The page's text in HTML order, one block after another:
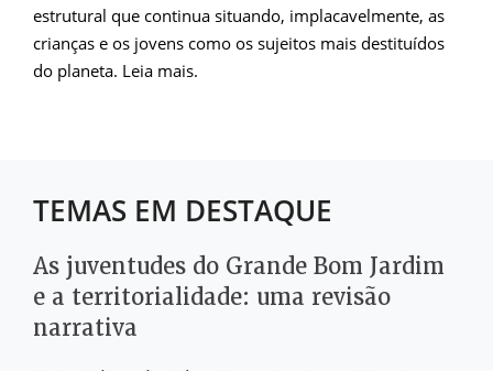
estrutural que continua situando, implacavelmente, as
crianças e os jovens como os sujeitos mais destituídos
do planeta. Leia mais.
TEMAS EM DESTAQUE
As juventudes do Grande Bom Jardim
e a territorialidade: uma revisão
narrativa